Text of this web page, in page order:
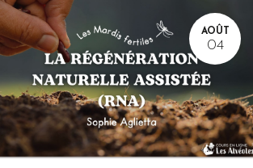
AOÛT
04